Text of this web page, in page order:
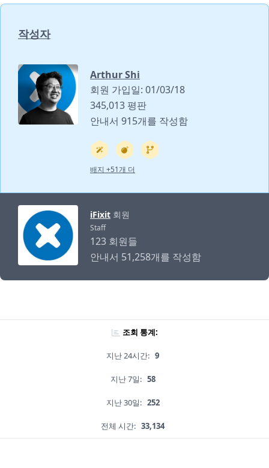
작성자
Arthur Shi
회원 가입일: 01/03/18
345,013 평판
안내서 915개를 작성함
배지 +51개 더
iFixit 회원
Staff
123 회원들
안내서 51,258개를 작성함
조회 통계:
지난 24시간: 9
지난 7일: 58
지난 30일: 252
전체 시간: 33,134